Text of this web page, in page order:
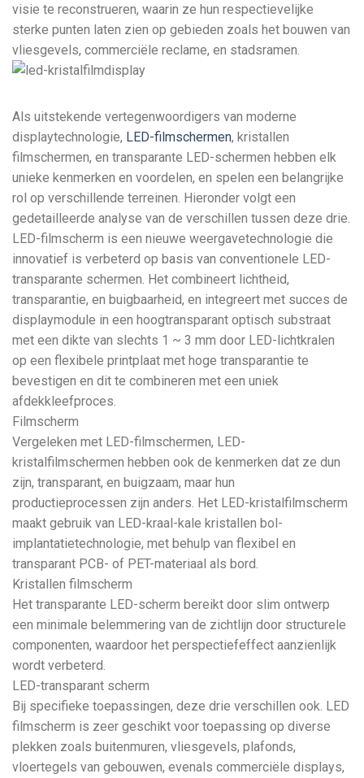
visie te reconstrueren, waarin ze hun respectievelijke
sterke punten laten zien op gebieden zoals het bouwen van
vliesgevels, commerciële reclame, en stadsramen.
Als uitstekende vertegenwoordigers van moderne
displaytechnologie, LED-filmschermen, kristallen
filmschermen, en transparante LED-schermen hebben elk
unieke kenmerken en voordelen, en spelen een belangrijke
rol op verschillende terreinen. Hieronder volgt een
gedetailleerde analyse van de verschillen tussen deze drie.
LED-filmscherm is een nieuwe weergavetechnologie die
innovatief is verbeterd op basis van conventionele LED-
transparante schermen. Het combineert lichtheid,
transparantie, en buigbaarheid, en integreert met succes de
displaymodule in een hoogtransparant optisch substraat
met een dikte van slechts 1 ~ 3 mm door LED-lichtkralen
op een flexibele printplaat met hoge transparantie te
bevestigen en dit te combineren met een uniek
afdekkleefproces.
Filmscherm
Vergeleken met LED-filmschermen, LED-
kristalfilmschermen hebben ook de kenmerken dat ze dun
zijn, transparant, en buigzaam, maar hun
productieprocessen zijn anders. Het LED-kristalfilmscherm
maakt gebruik van LED-kraal-kale kristallen bol-
implantatietechnologie, met behulp van flexibel en
transparant PCB- of PET-materiaal als bord.
Kristallen filmscherm
Het transparante LED-scherm bereikt door slim ontwerp
een minimale belemmering van de zichtlijn door structurele
componenten, waardoor het perspectiefeffect aanzienlijk
wordt verbeterd.
LED-transparant scherm
Bij specifieke toepassingen, deze drie verschillen ook. LED
filmscherm is zeer geschikt voor toepassing op diverse
plekken zoals buitenmuren, vliesgevels, plafonds,
vloertegels van gebouwen, evenals commerciële displays,